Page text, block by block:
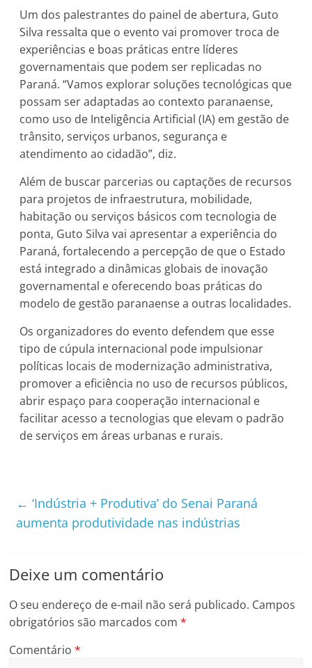
Um dos palestrantes do painel de abertura, Guto
Silva ressalta que o evento vai promover troca de
experiências e boas práticas entre líderes
governamentais que podem ser replicadas no
Paraná. “Vamos explorar soluções tecnológicas que
possam ser adaptadas ao contexto paranaense,
como uso de Inteligência Artificial (IA) em gestão de
trânsito, serviços urbanos, segurança e
atendimento ao cidadão”, diz.
Além de buscar parcerias ou captações de recursos
para projetos de infraestrutura, mobilidade,
habitação ou serviços básicos com tecnologia de
ponta, Guto Silva vai apresentar a experiência do
Paraná, fortalecendo a percepção de que o Estado
está integrado a dinâmicas globais de inovação
governamental e oferecendo boas práticas do
modelo de gestão paranaense a outras localidades.
Os organizadores do evento defendem que esse
tipo de cúpula internacional pode impulsionar
políticas locais de modernização administrativa,
promover a eficiência no uso de recursos públicos,
abrir espaço para cooperação internacional e
facilitar acesso a tecnologias que elevam o padrão
de serviços em áreas urbanas e rurais.
← ‘Indústria + Produtiva’ do Senai Paraná
aumenta produtividade nas indústrias
Deixe um comentário
O seu endereço de e-mail não será publicado. Campos
obrigatórios são marcados com*
Comentário*